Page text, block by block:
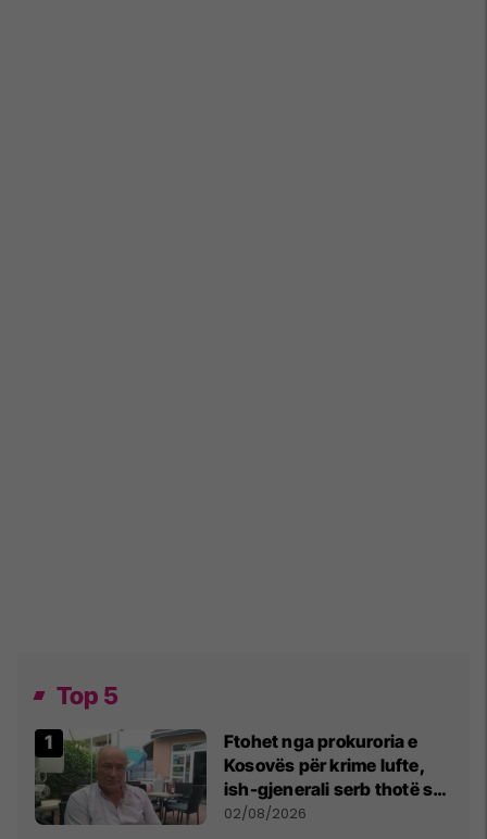
Top 5
Ftohet nga prokuroria e
Kosovës për krime lufte,
ish-gjenerali serb thotë se
dikush e tradhtoi në
02/08/2026